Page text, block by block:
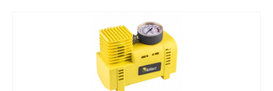
Длина сетевого кабеля: 2 м.